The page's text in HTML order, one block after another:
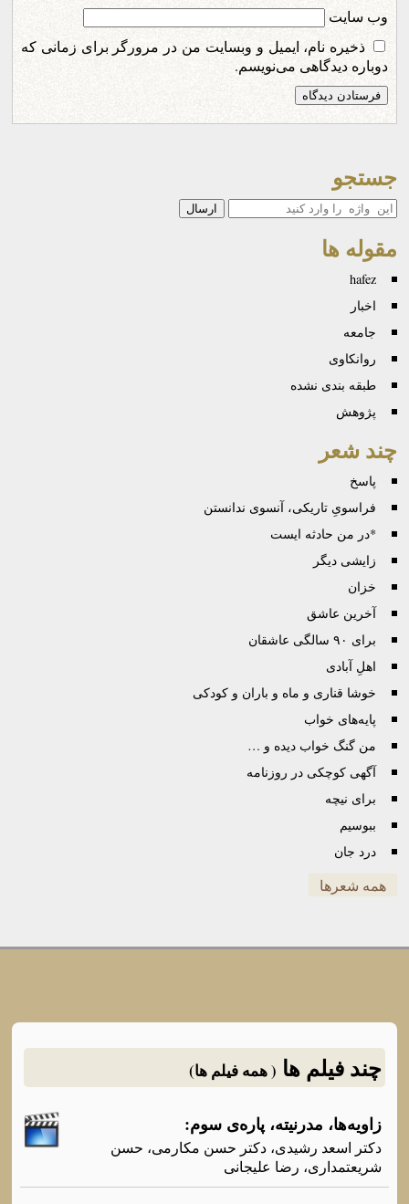
وب‌ سایت
ذخیره نام، ایمیل و وبسایت من در مرورگر برای زمانی که
دوباره دیدگاهی می‌نویسم.
جستجو
جستجو
مقوله ها
hafez
اخبار
جامعه
روانكاوی
طبقه بندی نشده
پژوهش
چند شعر
پاسخ
فراسویِ تاریکی، آنسوی ندانستن
*در من حادثه ایست
زایشی دیگر
خزان
آخرین عاشق
برای ٩٠ سالگی عاشقان
اهلِ آبادی
خوشا قناری و ماه و باران و کودکی
پایه‌های خواب
من گنگ خواب دیده و …
آگهی کوچکی در روزنامه
برای نیچه
ببوسیم
درد جان
همه شعرها
چند فیلم ها ( همه فیلم ها)
زاویەها، مدرنیتە، پارەی سوم:
دکتر اسعد رشیدی، دکتر حسن مکارمی، حسن
شریعتمداری، رضا علیجانی